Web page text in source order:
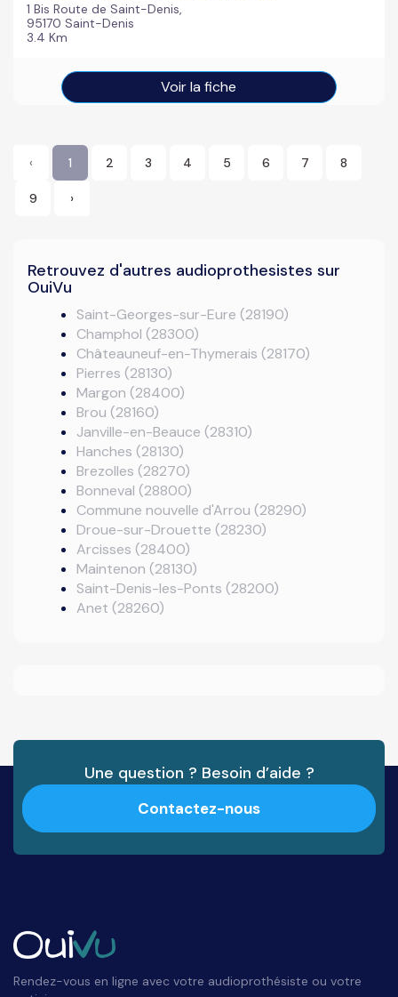
1 Bis Route de Saint-Denis,
95170 Saint-Denis
3.4 Km
Voir la fiche
‹ 1 2 3 4 5 6 7 8
9 ›
Retrouvez d'autres audioprothesistes sur
OuiVu
Saint-Georges-sur-Eure (28190)
Champhol (28300)
Châteauneuf-en-Thymerais (28170)
Pierres (28130)
Margon (28400)
Brou (28160)
Janville-en-Beauce (28310)
Hanches (28130)
Brezolles (28270)
Bonneval (28800)
Commune nouvelle d'Arrou (28290)
Droue-sur-Drouette (28230)
Arcisses (28400)
Maintenon (28130)
Saint-Denis-les-Ponts (28200)
Anet (28260)
Une question ? Besoin d’aide ?
Contactez-nous
Rendez-vous en ligne avec votre audioprothésiste ou votre